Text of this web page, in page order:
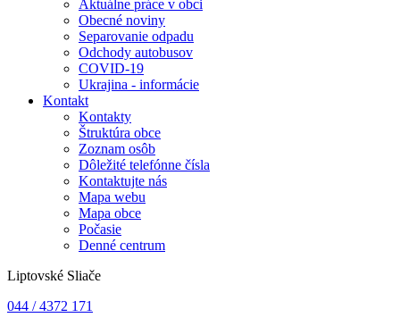
Aktuálne práce v obci
Obecné noviny
Separovanie odpadu
Odchody autobusov
COVID-19
Ukrajina - informácie
Kontakt
Kontakty
Štruktúra obce
Zoznam osôb
Dôležité telefónne čísla
Kontaktujte nás
Mapa webu
Mapa obce
Počasie
Denné centrum
Liptovské Sliače
044 / 4372 171